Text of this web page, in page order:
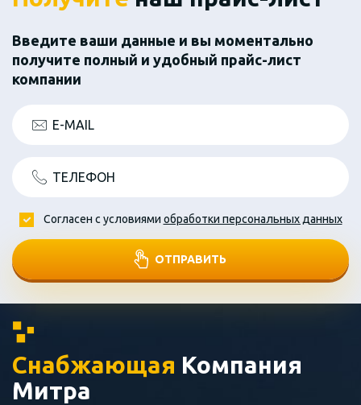
Введите ваши данные и вы моментально
получите полный и удобный прайс-лист
компании
E-MAIL
ТЕЛЕФОН
ОТПРАВИТЬ
Согласен с условиями обработки персональных данных
Снабжающая Компания
Митра